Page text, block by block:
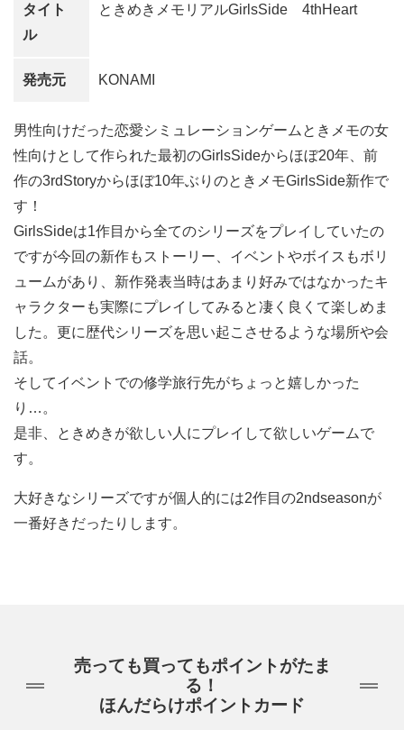
タイト
ル
ときめきメモリアルGirlsSide 4thHeart
発売元 KONAMI
男性向けだった恋愛シミュレーションゲームときメモの女
性向けとして作られた最初のGirlsSideからほぼ20年、前
作の3rdStoryからほぼ10年ぶりのときメモGirlsSide新作で
す！
GirlsSideは1作目から全てのシリーズをプレイしていたの
ですが今回の新作もストーリー、イベントやボイスもボリ
ュームがあり、新作発表当時はあまり好みではなかったキ
ャラクターも実際にプレイしてみると凄く良くて楽しめま
した。更に歴代シリーズを思い起こさせるような場所や会
話。
そしてイベントでの修学旅行先がちょっと嬉しかった
り…。
是非、ときめきが欲しい人にプレイして欲しいゲームで
す。
大好きなシリーズですが個人的には2作目の2ndseasonが
一番好きだったりします。
売っても買ってもポイントがたま
る！
ほんだらけポイントカード